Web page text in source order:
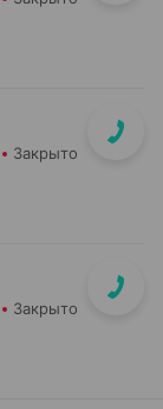
Закрыто
Закрыто